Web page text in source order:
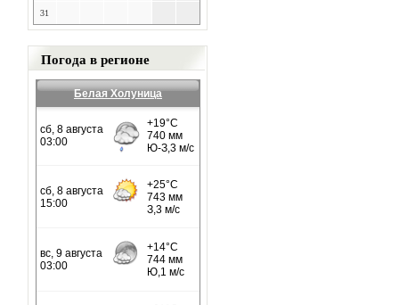
31
Погода в регионе
Белая Холуница